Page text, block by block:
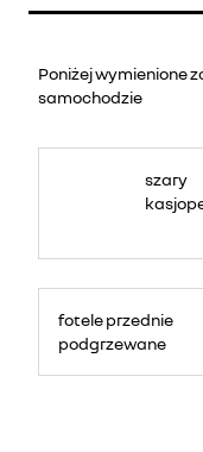
Poniżej wymienione
samochodzie
szary
fotele przednie
podgrzewane